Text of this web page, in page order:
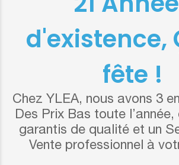
d'existence,
fête !
Chez YLEA, nous avons 3
Des Prix Bas toute
garantis de qualité et un
Vente professionnel à